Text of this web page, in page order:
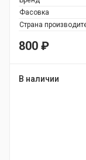
Фасовка
Страна
800 ₽
В наличии